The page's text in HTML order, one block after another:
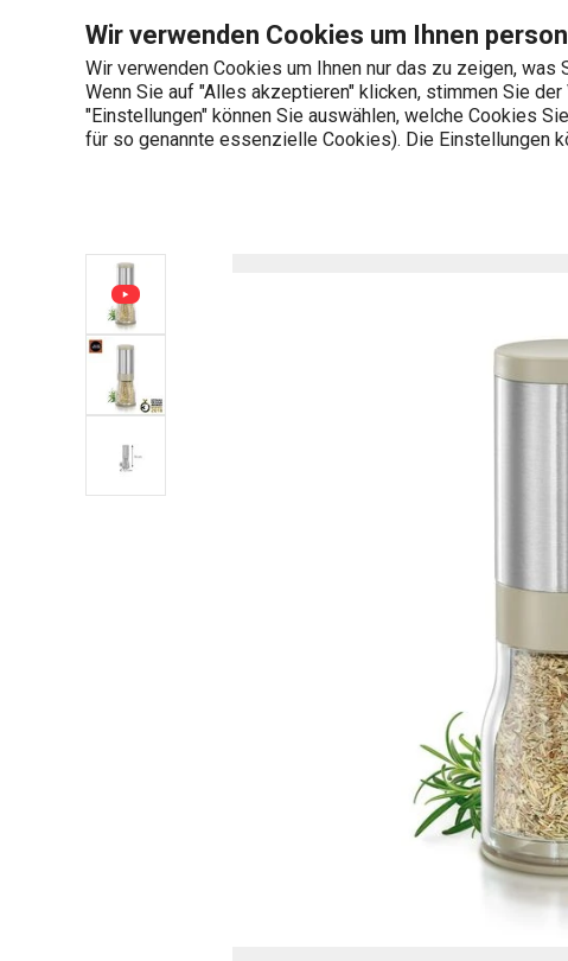
Wir verwenden Cookies um Ihnen
Wir verwenden Cookies um Ihnen nur das zu zeigen, was
Wenn Sie auf "Alles akzeptieren" klicken, stimmen Sie
"Einstellungen" können Sie auswählen, welche Cookies
für so genannte essenzielle Cookies). Die Einstellungen
Produktkategorien +436 703 082 960
Mo-Fr 08:00-16:00